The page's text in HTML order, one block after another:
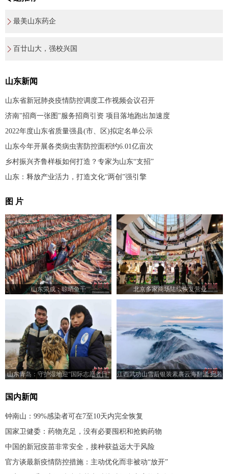
最美山东药企
百廿山大，强校兴国
山东新闻
山东省新冠肺炎疫情防控调度工作视频会议召开
济南"招商一张图"服务招商引资 项目落地跑出加速度
2022年度山东省质量强县(市、区)拟定名单公示
山东今年开展各类病虫害防控面积约6.01亿亩次
乡村振兴齐鲁样板如何打造？专家为山东“支招”
山东：释放产业活力，打造文化“两创”强引擎
图 片
山东荣成：晾晒鱼干 北京多家商场陆续恢复营业
山东青岛：守护湿地迎“国际志愿者日”
江西武功山雪后银装素裹云海翻涌 宛若
国内新闻
钟南山：99%感染者可在7至10天内完全恢复
国家卫健委：药物充足，没有必要囤积和抢购药物
中国的新冠疫苗非常安全，接种获益远大于风险
官方谈最新疫情防控措施：主动优化而非被动“放开”